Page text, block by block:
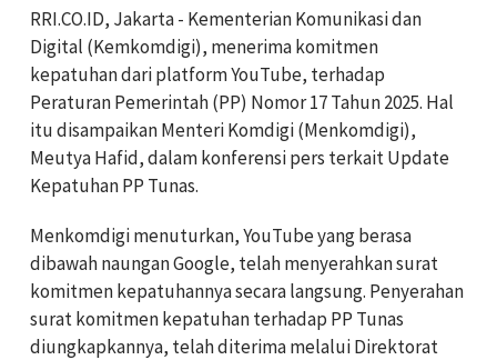
RRI.CO.ID, Jakarta - Kementerian Komunikasi dan
Digital (Kemkomdigi), menerima komitmen
kepatuhan dari platform YouTube, terhadap
Peraturan Pemerintah (PP) Nomor 17 Tahun 2025. Hal
itu disampaikan Menteri Komdigi (Menkomdigi),
Meutya Hafid, dalam konferensi pers terkait Update
Kepatuhan PP Tunas.
Menkomdigi menuturkan, YouTube yang berasa
dibawah naungan Google, telah menyerahkan surat
komitmen kepatuhannya secara langsung. Penyerahan
surat komitmen kepatuhan terhadap PP Tunas
diungkapkannya, telah diterima melalui Direktorat